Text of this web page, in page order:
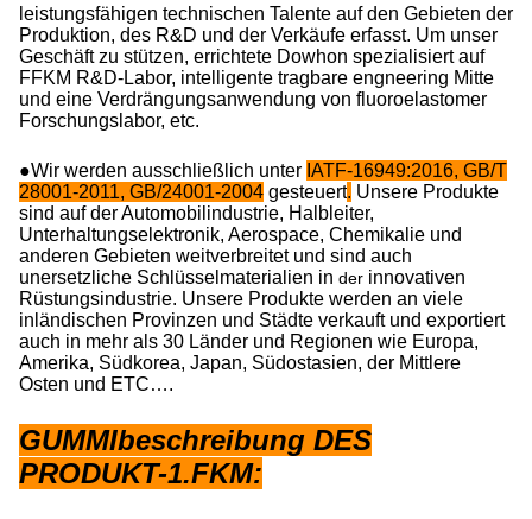
leistungsfähigen technischen Talente auf den Gebieten der
Produktion, des R&D und der Verkäufe erfasst. Um unser
Geschäft zu stützen, errichtete Dowhon spezialisiert auf
FFKM R&D-Labor, intelligente tragbare engneering Mitte
und eine Verdrängungsanwendung von fluoroelastomer
Forschungslabor, etc.
●Wir werden ausschließlich unter IATF-16949:2016, GB/T
28001-2011, GB/24001-2004 gesteuert. Unsere Produkte
sind auf der Automobilindustrie, Halbleiter,
Unterhaltungselektronik, Aerospace, Chemikalie und
anderen Gebieten weitverbreitet und sind auch
unersetzliche Schlüsselmaterialien in der innovativen
Rüstungsindustrie. Unsere Produkte werden an viele
inländischen Provinzen und Städte verkauft und exportiert
auch in mehr als 30 Länder und Regionen wie Europa,
Amerika, Südkorea, Japan, Südostasien, der Mittlere
Osten und ETC….
GUMMIbeschreibung DES
PRODUKT-1.FKM: